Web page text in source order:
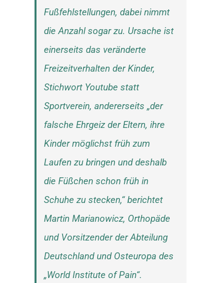
Fußfehlstellungen, dabei nimmt
die Anzahl sogar zu. Ursache ist
einerseits das veränderte
Freizeitverhalten der Kinder,
Stichwort Youtube statt
Sportverein, andererseits „der
falsche Ehrgeiz der Eltern, ihre
Kinder möglichst früh zum
Laufen zu bringen und deshalb
die Füßchen schon früh in
Schuhe zu stecken,“ berichtet
Martin Marianowicz, Orthopäde
und Vorsitzender der Abteilung
Deutschland und Osteuropa des
„World Institute of Pain“.